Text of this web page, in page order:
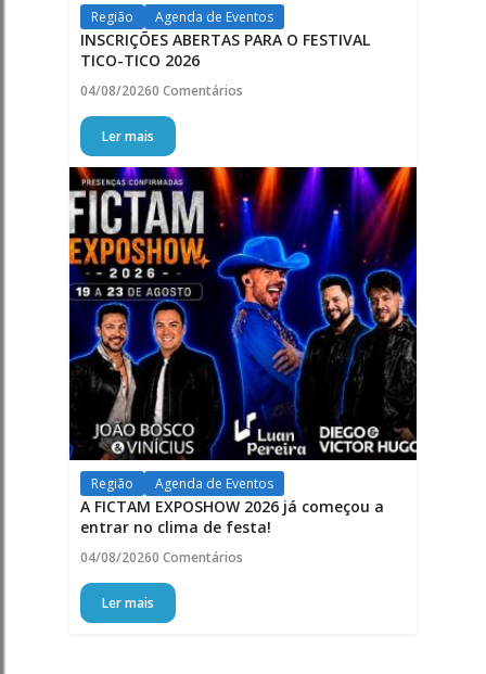
Região Agenda de Eventos
INSCRIÇÕES ABERTAS PARA O FESTIVAL
TICO-TICO 2026
04/08/20260 Comentários
Ler mais
Região Agenda de Eventos
A FICTAM EXPOSHOW 2026 já começou a
entrar no clima de festa!
04/08/20260 Comentários
Ler mais